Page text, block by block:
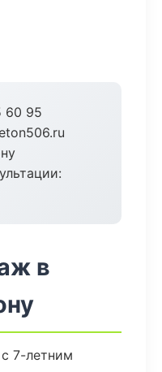
60 95
в
7-летним